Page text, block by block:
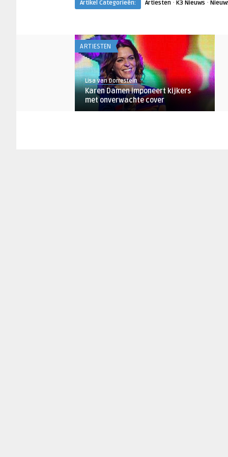
Artikel Categorieën:
Artiesten · K3 Nieuws ·
ARTIESTEN
Lisa van Dorrestein
Karen Damen imponeert kijkers
met onverwachte cover